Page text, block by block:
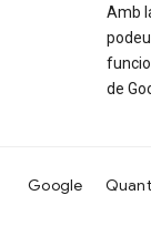
Amb
de
Google